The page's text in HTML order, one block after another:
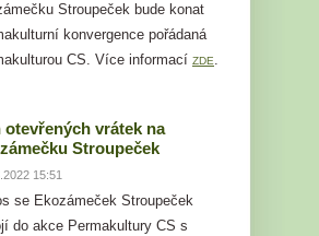
Stroupeček bude konat
konvergence pořádaná
CS. Více informací ZDE.
otevřených vrátek na
Stroupeček
15:51
se Ekozámeček Stroupeček
do akce Permakultury CS s